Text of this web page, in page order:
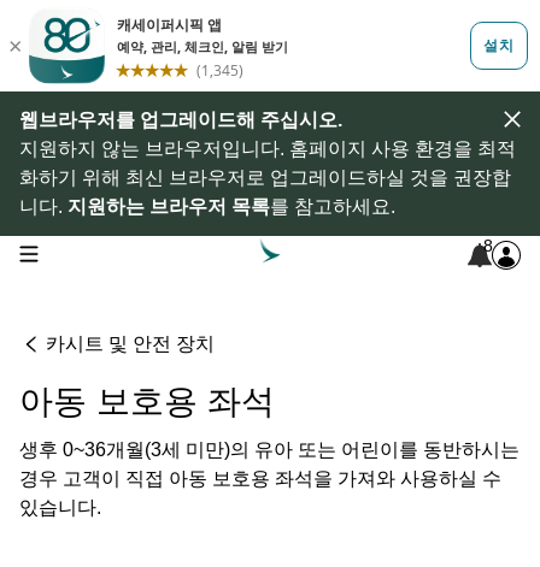
웹브라우저를 업그레이드해 주십시오.
지원하지 않는 브라우저입니다. 홈페이지 사용 환경을 최적
화하기 위해 최신 브라우저로 업그레이드하실 것을 권장합
니다. 지원하는 브라우저 목록를 참고하세요.
open navigation menu 8
카시트 및 안전 장치
아동 보호용 좌석
생후 0~36개월(3세 미만)의 유아 또는 어린이를 동반하시는
경우 고객이 직접 아동 보호용 좌석을 가져와 사용하실 수
있습니다.